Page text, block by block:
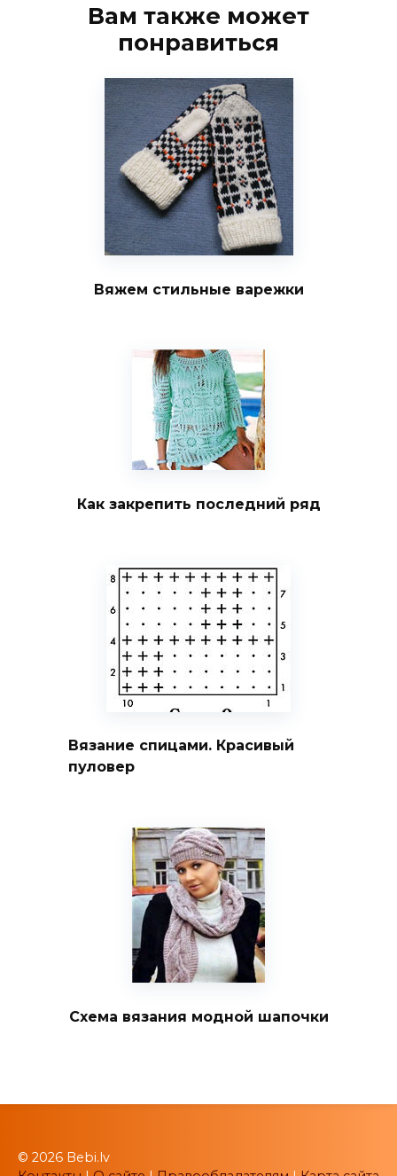
Вам также может
понравиться
Вяжем стильные варежки
Как закрепить последний ряд
Вязание спицами. Красивый
пуловер
Схема вязания модной шапочки
© 2026 Bebi.lv